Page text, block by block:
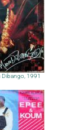
Dibango, 1991